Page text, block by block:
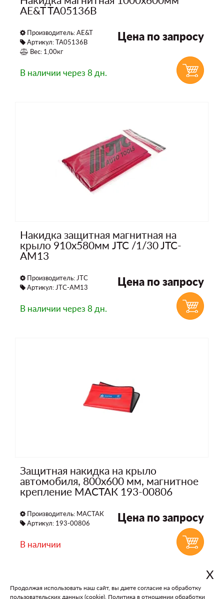
AE&T TA05136B
Производитель:AE&T
Артикул: TA05136B
Вес: 1,00кг
Цена по запросу
В наличии через 8 дн.
Накидка защитная магнитная на
крыло 910х580мм JTC /1/30 JTC-
AM13
Производитель: JTC
Артикул: JTC-AM13
Цена по запросу
В наличии через 8 дн.
Защитная накидка на крыло
автомобиля, 800х600 мм, магнитное
крепление МАСТАК 193-00806
Производитель: МАСТАК
Артикул: 193-00806
Цена по запросу
В наличии
Х
Продолжая использовать наш сайт, вы даете согласие на обработку
пользовательских данных (cookie). Политика в отношении обработки